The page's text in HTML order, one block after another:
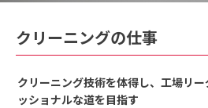
クリーニングの仕事
クリーニング技術を体得し、工場リ
ッショナルな道を目指す